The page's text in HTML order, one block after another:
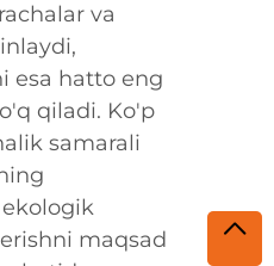
va
esa hatto eng
qiladi. Ko'p
samarali
maqsad